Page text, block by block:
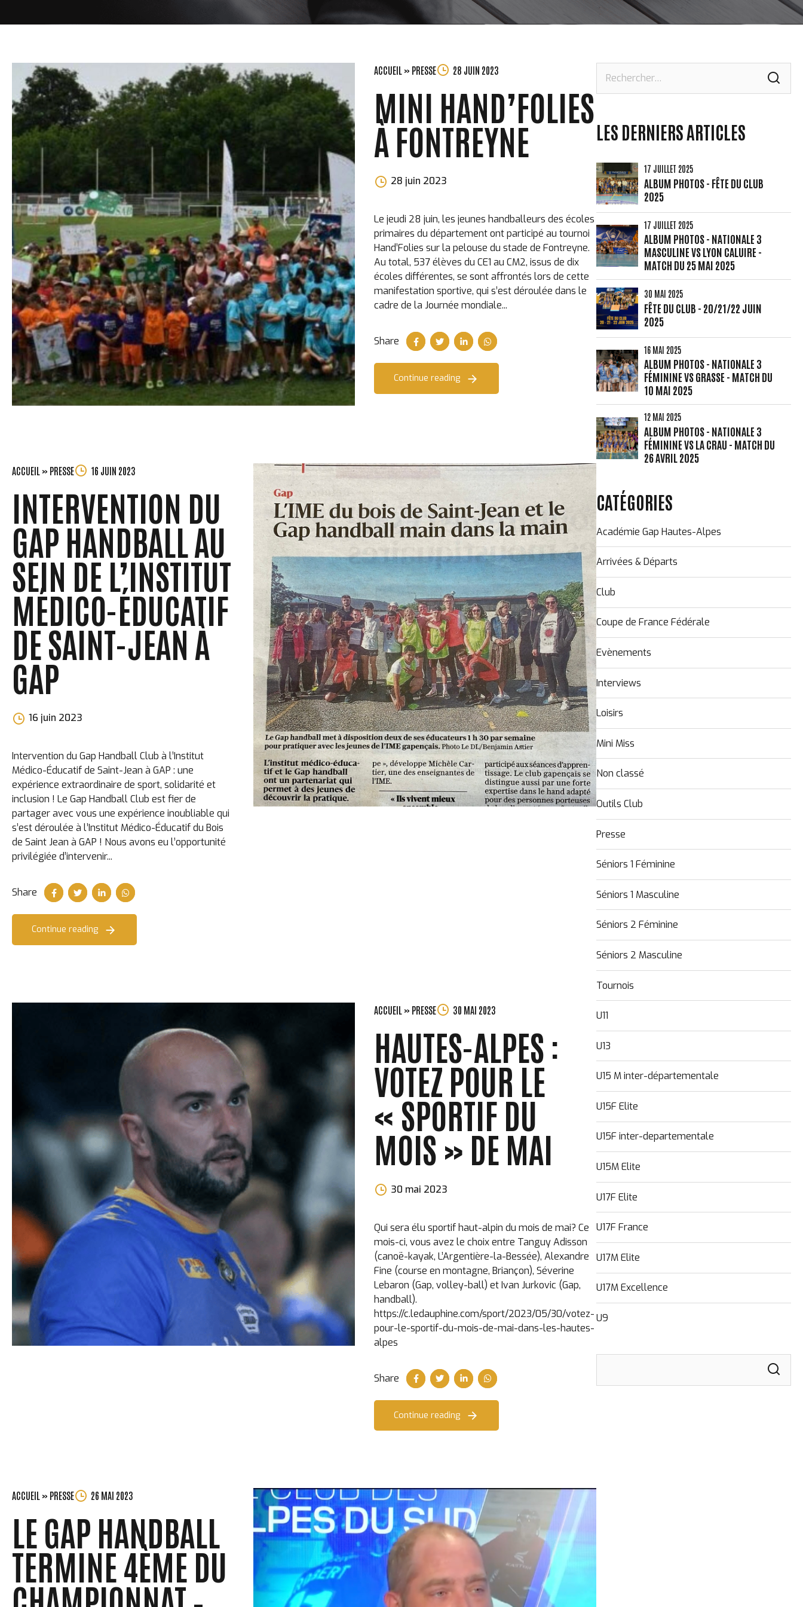
ACCUEIL » PRESSE 28 JUIN 2023
MINI HAND’FOLIES
À FONTREYNE
28 juin 2023
Morgane
Perchet
Le jeudi 28 juin, les jeunes handballeurs des écoles
primaires du département ont participé au tournoi
Hand’Folies sur la pelouse du stade de Fontreyne.
Au total, 537 élèves du CE1 au CM2, issus de dix
écoles différentes, se sont affrontés lors de cette
manifestation sportive, qui s’est déroulée dans le
cadre de la Journée mondiale...
Share
Continue reading
ACCUEIL » PRESSE 16 JUIN 2023
INTERVENTION DU
GAP HANDBALL AU
SEIN DE L’INSTITUT
MÉDICO-ÉDUCATIF
DE SAINT-JEAN À
GAP
16 juin 2023
Morgane
Perchet
Intervention du Gap Handball Club à l’Institut
Médico-Éducatif de Saint-Jean à GAP : une
expérience extraordinaire de sport, solidarité et
inclusion ! Le Gap Handball Club est fier de
partager avec vous une expérience inoubliable qui
s’est déroulée à l’Institut Médico-Éducatif du Bois
de Saint Jean à GAP ! Nous avons eu l’opportunité
privilégiée d’intervenir...
Share
Continue reading
ACCUEIL » PRESSE 30 MAI 2023
HAUTES-ALPES :
VOTEZ POUR LE
« SPORTIF DU
MOIS » DE MAI
30 mai 2023
Perchet
Qui sera élu sportif haut-alpin du mois de mai? Ce
mois-ci, vous avez le choix entre Tanguy Adisson
(canoë-kayak, L’Argentière-la-Bessée), Alexandre
Fine (course en montagne, Briançon), Séverine
Lebaron (Gap, volley-ball) et Ivan Jurkovic (Gap,
handball).
https://c.ledauphine.com/sport/2023/05/30/votez-
pour-le-sportif-du-mois-de-mai-dans-les-hautes-
alpes
Share
Continue reading
ACCUEIL » PRESSE 26 MAI 2023
LE GAP HANDBALL
TERMINE 4ÈME DU
LES DERNIERS ARTICLES
17 JUILLET 2025
ALBUM PHOTOS - FÊTE DU CLUB
2025
17 JUILLET 2025
ALBUM PHOTOS - NATIONALE 3
MASCULINE VS LYON CALUIRE -
MATCH DU 25 MAI 2025
30 MAI 2025
FÊTE DU CLUB - 20/21/22 JUIN
2025
16 MAI 2025
ALBUM PHOTOS - NATIONALE 3
FÉMININE VS GRASSE - MATCH DU
10 MAI 2025
12 MAI 2025
ALBUM PHOTOS - NATIONALE 3
FÉMININE VS LA CRAU - MATCH DU
26 AVRIL 2025
CATÉGORIES
Académie Gap Hautes-Alpes
Arrivées & Départs
Club
Coupe de France Fédérale
Evènements
Interviews
Loisirs
Mini Miss
Non classé
Outils Club
Presse
Séniors 1 Féminine
Séniors 1 Masculine
Séniors 2 Féminine
Séniors 2 Masculine
Tournois
U11
U13
U15 M inter-départementale
U15F Elite
U15F inter-departementale
U15M Elite
U17F Elite
U17F France
U17M Elite
U17M Excellence
U9